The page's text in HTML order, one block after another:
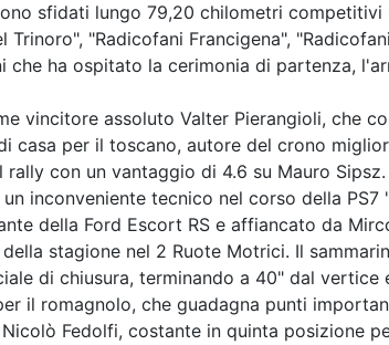
sfidati lungo 79,20 chilometri
Trinoro", "Radicofani Francigena",
che ha ospitato la cerimonia di partenza,
vincitore assoluto Valter Pierangioli, che
casa per il toscano, autore del crono
con un vantaggio di 4.6 su Mauro
inconveniente tecnico nel corso della
della Ford Escort RS e affiancato da
stagione nel 2 Ruote Motrici. Il
di chiusura, terminando a 40" dal
il romagnolo, che guadagna punti
Fedolfi, costante in quinta posizione